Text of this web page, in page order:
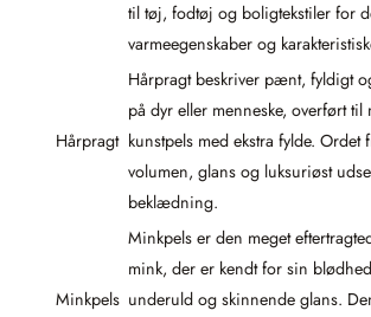
til tøj, fodtøj og boligtekstiler for
varmeegenskaber og
Hårpragt
Hårpragt beskriver pænt, fyldigt
på dyr eller menneske, overført til
kunstpels med ekstra fylde.
volumen, glans og luksuriøst
beklædning.
Minkpels
Minkpels er den meget
mink, der er kendt for sin
underuld og skinnende glans.